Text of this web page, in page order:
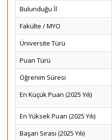
Bulunduğu İl
Fakülte / MYO
Üniversite Türü
Puan Türü
Öğrenim Süresi
En Küçük Puan (2025 Yılı)
En Yüksek Puan (2025 Yılı)
Başarı Sırası (2025 Yılı)